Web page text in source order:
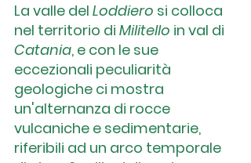
La valle del Loddiero si colloca
nel territorio di Militello in val di
Catania, e con le sue
eccezionali peculiarità
geologiche ci mostra
un'alternanza di rocce
vulcaniche e sedimentarie,
riferibili ad un arco temporale